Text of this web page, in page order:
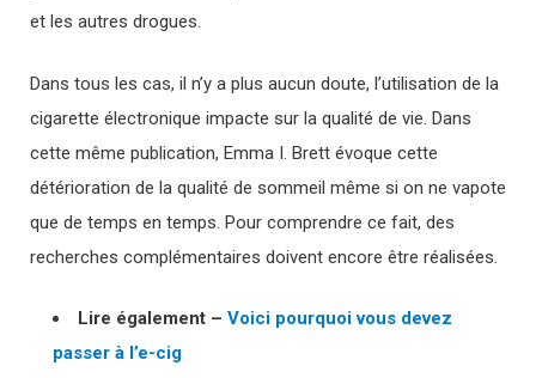
et les autres drogues.
Dans tous les cas, il n’y a plus aucun doute, l’utilisation de la
cigarette électronique impacte sur la qualité de vie. Dans
cette même publication, Emma I. Brett évoque cette
détérioration de la qualité de sommeil même si on ne vapote
que de temps en temps. Pour comprendre ce fait, des
recherches complémentaires doivent encore être réalisées.
Lire également – Voici pourquoi vous devez
passer à l’e-cig